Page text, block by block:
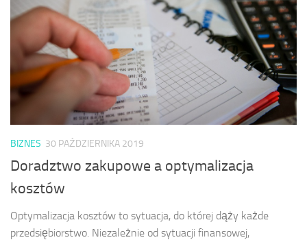
BIZNES 30 PAŹDZIERNIKA 2019
Doradztwo zakupowe a optymalizacja
kosztów
Optymalizacja kosztów to sytuacja, do której dąży każde
przedsiębiorstwo. Niezależnie od sytuacji finansowej,